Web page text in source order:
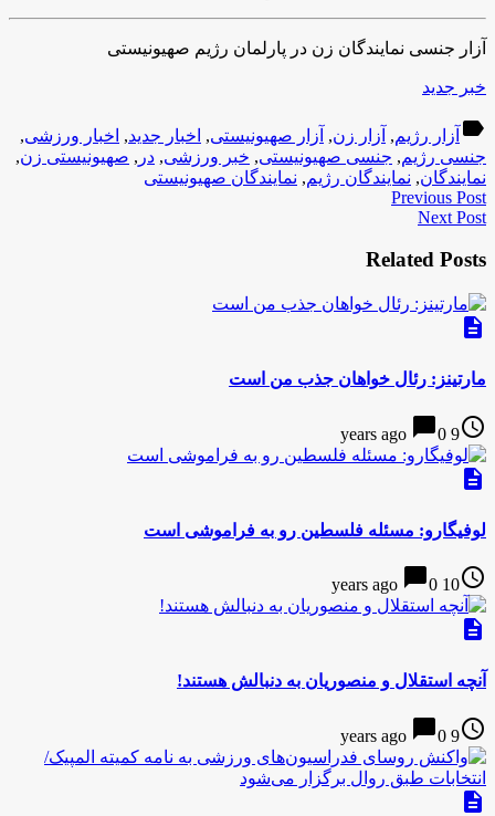
آزار جنسی نمایندگان زن در پارلمان رژیم صهیونیستی
خبر جدید
label آزار رژیم, آزار زن, آزار صهیونیستی, اخبار جدید, اخبار ورزشی,
جنسی رژیم, جنسی صهیونیستی, خبر ورزشی, در , صهیونیستی زن,
نمایندگان, نمایندگان رژیم, نمایندگان صهیونیستی
Previous Post
Next Post
Related Posts
description
مارتینز: رئال خواهان جذب من است
access_time
9 years ago
chat_bubble0
description
لوفیگارو: مسئله فلسطین رو به فراموشی است
access_time
10 years ago
chat_bubble0
description
آنچه استقلال و منصوریان به دنبالش هستند!
access_time
9 years ago
chat_bubble0
description